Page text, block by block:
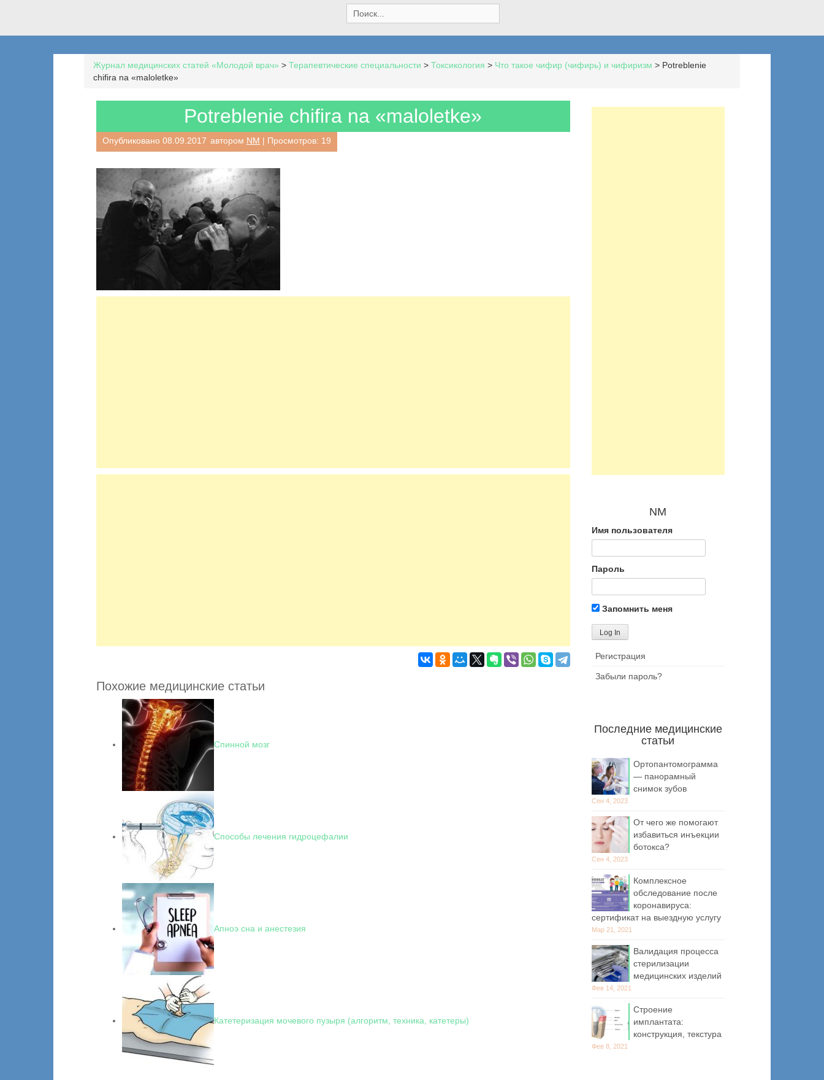
e
a
h
Журнал медицинских статей «Молодой врач» > Терапевтические специальности > Токсикология > Что такое чифир (чифирь) и чифиризм > Potreblenie
chifira na «maloletke»
Potreblenie chifira na «maloletke»
Опубликовано 08.09.2017 автором NM | Просмотров: 19
Похожие медицинские статьи
Спинной мозг
Способы лечения гидроцефалии
Апноэ сна и анестезия
Катетеризация мочевого пузыря (алгоритм, техника, катетеры)
NM
Имя пользователя
Пароль
Запомнить меня
Регистрация
Забыли пароль?
Последние медицинские
статьи
Ортопантомограмма
— панорамный
снимок зубов
Сен 4, 2023
От чего же помогают
избавиться инъекции
ботокса?
Сен 4, 2023
Комплексное
обследование после
коронавируса:
сертификат на выездную услугу
Мар 21, 2021
Валидация процесса
стерилизации
медицинских изделий
Фев 14, 2021
Строение
имплантата:
конструкция, текстура
Фев 8, 2021